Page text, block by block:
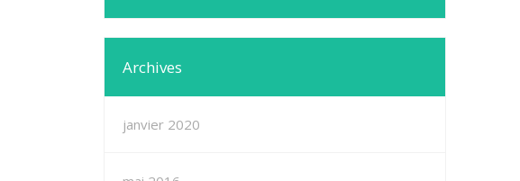
Archives
janvier 2020